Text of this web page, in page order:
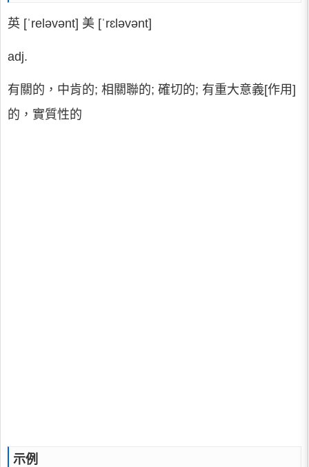
英 [ˈreləvənt] 美 [ˈrɛləvənt]
adj.
有關的，中肯的; 相關聯的; 確切的; 有重大意義[作用]
的，實質性的
示例